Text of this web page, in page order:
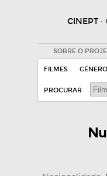
CINEPT
SOBRE O
FILMES
PROCURAR